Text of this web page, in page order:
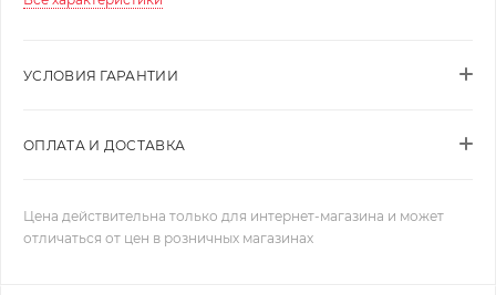
УСЛОВИЯ ГАРАНТИИ
ОПЛАТА И ДОСТАВКА
Цена действительна только для интернет-магазина и может
отличаться от цен в розничных магазинах